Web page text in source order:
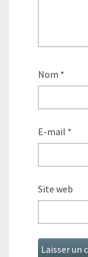
Nom *
E-mail *
Site web